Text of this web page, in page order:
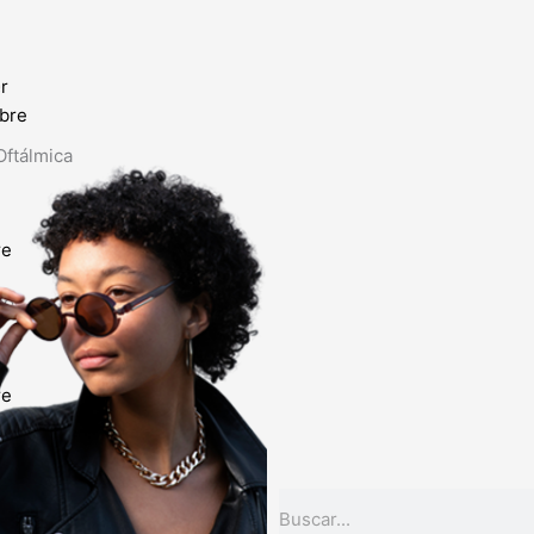
Contacto
COMPRAR POR
MARCA